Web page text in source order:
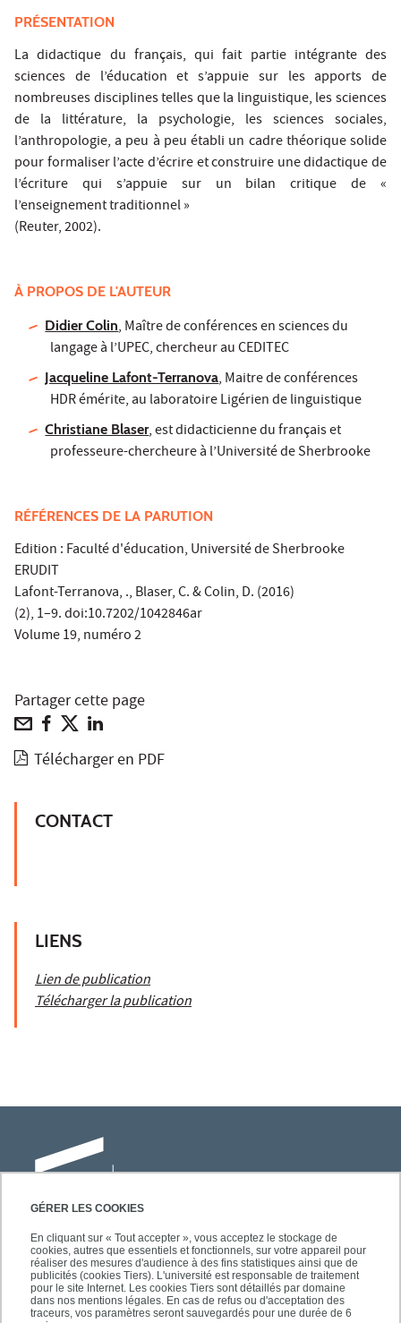
GÉRER LES COOKIES
En cliquant sur « Tout accepter », vous acceptez le stockage de
cookies, autres que essentiels et fonctionnels, sur votre appareil pour
réaliser des mesures d'audience à des fins statistiques ainsi que de
publicités (cookies Tiers). L'université est responsable de traitement
pour le site Internet. Les cookies Tiers sont détaillés par domaine
dans nos mentions légales. En cas de refus ou d'acceptation des
traceurs, vos paramètres seront sauvegardés pour une durée de 6
PRÉSENTATION
La didactique du français, qui fait partie intégrante des
sciences de l’éducation et s’appuie sur les apports de
nombreuses disciplines telles que la linguistique, les sciences
de la littérature, la psychologie, les sciences sociales,
l’anthropologie, a peu à peu établi un cadre théorique solide
pour formaliser l’acte d’écrire et construire une didactique de
l’écriture qui s’appuie sur un bilan critique de «
l’enseignement traditionnel »
(Reuter, 2002).
À PROPOS DE L'AUTEUR
Didier Colin, Maître de conférences en sciences du
langage à l’UPEC, chercheur au CEDITEC
Jacqueline Lafont-Terranova, Maitre de conférences
HDR émérite, au laboratoire Ligérien de linguistique
Christiane Blaser, est didacticienne du français et
professeure-chercheure à l’Université de Sherbrooke
RÉFÉRENCES DE LA PARUTION
Edition : Faculté d'éducation, Université de Sherbrooke
ERUDIT
Lafont-Terranova, ., Blaser, C. & Colin, D. (2016)
(2), 1–9. doi:10.7202/1042846ar
Volume 19, numéro 2
Partager cette page
Télécharger en PDF
CONTACT
LIENS
Lien de publication
Télécharger la publication
Université Paris-Est Créteil
Faculté des lettres, langues et sciences
humaines
61, avenue du Général de Gaulle